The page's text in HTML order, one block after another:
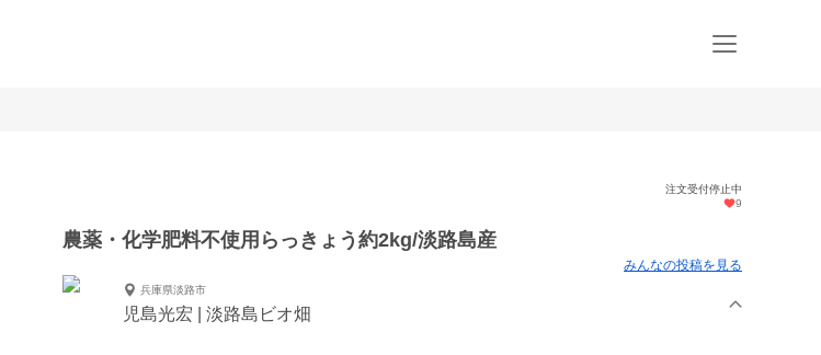
注文受付停止中
9
農薬・化学肥料不使用らっきょう約2kg/淡路島産
みんなの投稿を見る
兵庫県淡路市
児島光宏 | 淡路島ビオ畑